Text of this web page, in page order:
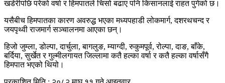
खडेरीपछि परेको वर्षा र हिमपातले चिसो बढाए पनि किसानलाई राहत पुगेको छ।
यसैबीच हिमपातका कारण अवरुद्ध भएका मध्यपहाडी लोकमार्ग, दशरथचन्द र
जयपृथ्वी राजमार्ग सञ्चालनमा आएका छन्।
हिजो जुम्ला, डोल्पा, दार्चुला, बागलुङ, म्याग्दी, रुकुमपूर्व, रोल्पा, दाङ, बाँके,
बर्दिया, सुर्खेत र गुल्मीलगायत जिल्लामा कतै हल्का वर्षा र कतै हल्का वर्षासँगै
हिमपात भएको थियो।